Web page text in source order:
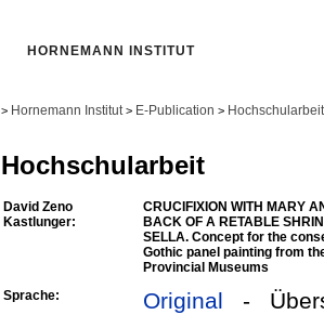
HORNEMANN INSTITUT
> Hornemann Institut > E-Publication >
Hochschularbeit
David Zeno
Kastlunger:
CRUCIFIXION WITH MARY
BACK OF A RETABLE
SELLA. Concept for the
Gothic panel painting from
Provincial Museums
Sprache:
Original -